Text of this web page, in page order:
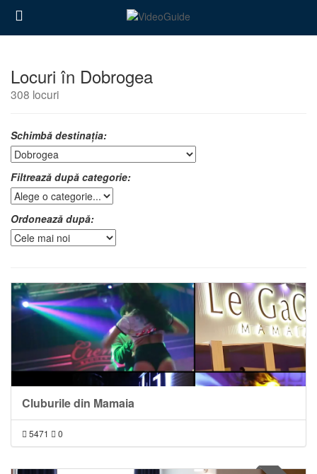
Locuri în Dobrogea
308 locuri
Schimbă destinația:
Filtrează după categorie:
Ordonează după:
Cluburile din Mamaia
5471 0